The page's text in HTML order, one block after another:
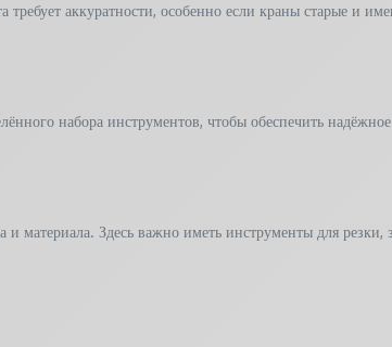
аккуратности, особенно если краны старые и
набора инструментов, чтобы обеспечить
материала. Здесь важно иметь инструменты для